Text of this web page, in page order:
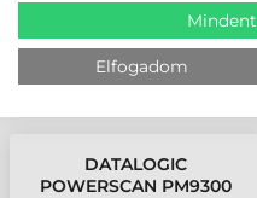
KÖVESSE BE
LEGUTÓBB
DATALOGIC
POWERSCAN PM9300
Elfogadom